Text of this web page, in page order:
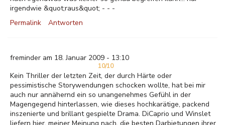
irgendwie &quot;raus&quot; - - -
Permalink
Antworten
freminder am 18. Januar 2009 - 13:10
10/10
Kein Thriller der letzten Zeit, der durch Härte oder
pessimistische Storywendungen schocken wollte, hat bei mir
auch nur annähernd ein so unangenehmes Gefühl in der
Magengegend hinterlassen, wie dieses hochkarätige, packend
inszenierte und brillant gespielte Drama. DiCaprio und Winslet